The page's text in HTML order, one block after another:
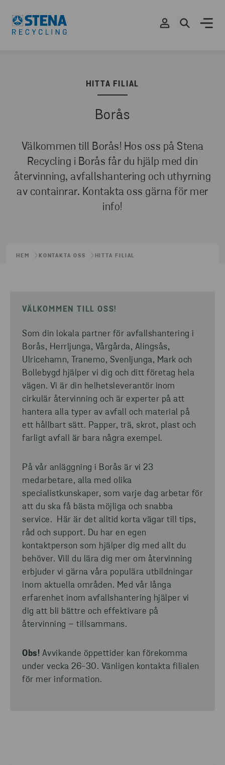
HITTA FILIAL
Borås
Välkommen till Borås! Hos oss på Stena
Recycling i Borås får du hjälp med din
återvinning, avfallshantering och uthyrning
av containrar. Kontakta oss gärna för mer
info!
HEM KONTAKTA OSS HITTA FILIAL
VÄLKOMMEN TILL OSS!
Som din lokala partner för avfallshantering i
Borås, Herrljunga, Vårgårda, Alingsås,
Ulricehamn, Tranemo, Svenljunga, Mark och
Bollebygd hjälper vi dig och ditt företag hela
vägen. Vi är din helhetsleverantör inom
cirkulär återvinning och är experter på att
hantera alla typer av avfall och material på
ett hållbart sätt. Papper, trä, skrot, plast och
farligt avfall är bara några exempel.
På vår anläggning i Borås är vi 23
medarbetare, alla med olika
specialistkunskaper, som varje dag arbetar för
att du ska få bästa möjliga och snabba
service. Här är det alltid korta vägar till tips,
råd och support. Du har en egen
kontaktperson som hjälper dig med allt du
behöver. Vill du lära dig mer om återvinning
erbjuder vi gärna våra populära utbildningar
inom aktuella områden. Med vår långa
erfarenhet inom avfallshantering hjälper vi
dig att bli bättre och effektivare på
återvinning – tillsammans.
Obs! Avvikande öppettider kan förekomma
under vecka 26-30. Vänligen kontakta filialen
för mer information.